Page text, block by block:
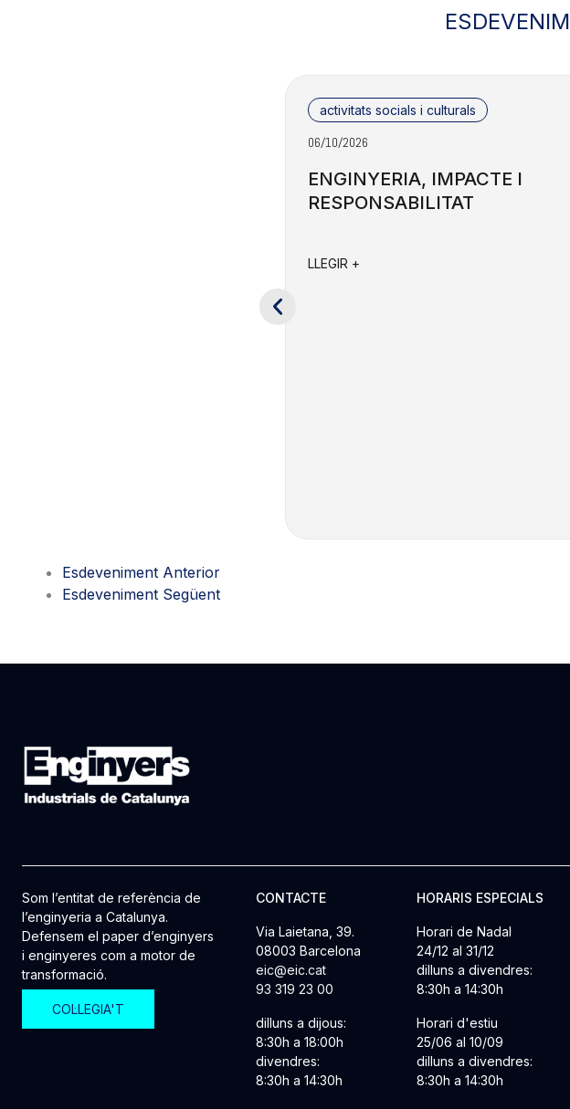
activitats socials i culturals
06/10/2026
ENGINYERIA, IMPACTE I
RESPONSABILITAT
LLEGIR +
Esdeveniment Anterior
Esdeveniment Següent
Som l’entitat de referència de
l’enginyeria a Catalunya.
Defensem el paper d’enginyers
i enginyeres com a motor de
transformació.
COL·LEGIA'T
CONTACTE
Via Laietana, 39.
08003 Barcelona
eic@eic.cat
93 319 23 00
dilluns a dijous:
8:30h a 18:00h
divendres:
8:30h a 14:30h
HORARIS ESPECIALS
Horari de Nadal
24/12 al 31/12
dilluns a divendres:
8:30h a 14:30h
Horari d'estiu
25/06 al 10/09
dilluns a divendres:
8:30h a 14:30h